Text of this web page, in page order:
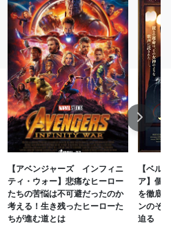
【アベンジャーズ インフィニ
ティ・ウォー】悲痛なヒーロー
たちの苦悩は不可避だったのか
考える！生き残ったヒーローた
ちが進む道とは
【ベル
ア】個
を徹底
ンのそ
迫る
Next